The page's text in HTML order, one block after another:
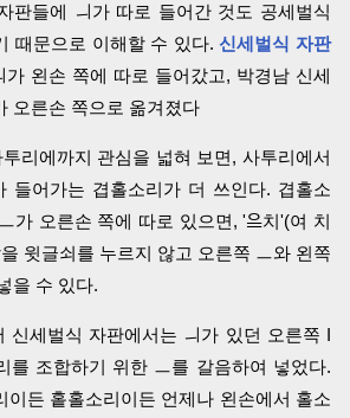
판들에 ㅢ가 따로 들어간 것도 공세벌식
때문으로 이해할 수 있다.신세벌식 자판
가 왼손 쪽에 따로 들어갔고, 박경남 신세
오른손 쪽으로 옮겨졌다
리에까지 관심을 넓혀 보면, 사투리에서
들어가는 겹홀소리가 더 쓰인다. 겹홀소
가 오른손 쪽에 따로 있으면,'ᄋᆖ치'(여 치
윗글쇠를 누르지 않고 오른쪽 ㅡ와 왼쪽
을 수 있다.
신세벌식 자판에서는 ㅢ가 있던 오른쪽 I
를 조합하기 위한 ㅡ를 갈음하여 넣었다.
이든 홑홀소리이든 언제나 왼손에서 홀소